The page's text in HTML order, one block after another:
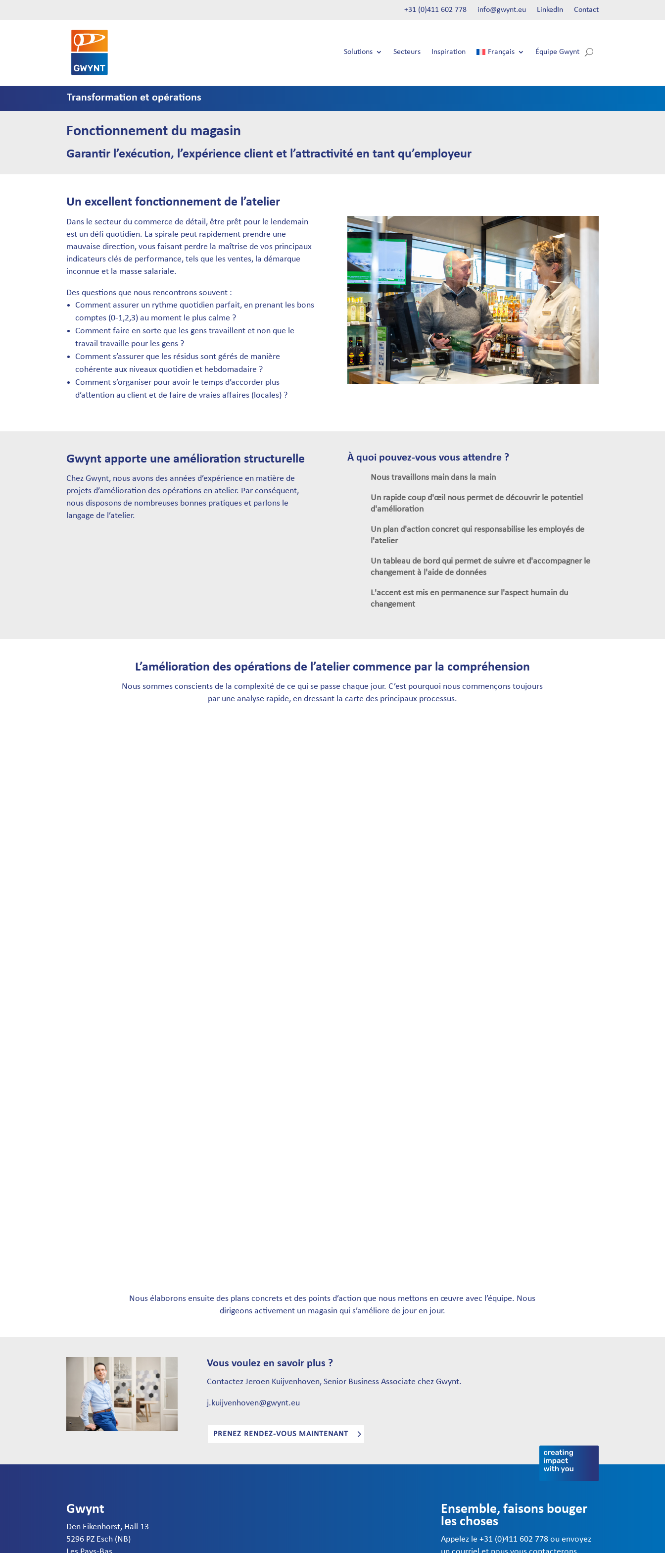
+31 (0)411 602 778 info@gwynt.eu LinkedIn Contact
Solutions Secteurs Inspiration Français Équipe Gwynt
Transformation et opérations
Fonctionnement du magasin
Garantir l’exécution, l’expérience client et l’attractivité en tant qu’employeur
Un excellent fonctionnement de l’atelier
Dans le secteur du commerce de détail, être prêt pour le lendemain
est un défi quotidien. La spirale peut rapidement prendre une
mauvaise direction, vous faisant perdre la maîtrise de vos principaux
indicateurs clés de performance, tels que les ventes, la démarque
inconnue et la masse salariale.
Des questions que nous rencontrons souvent :
Comment assurer un rythme quotidien parfait, en prenant les bons
comptes (0-1,2,3) au moment le plus calme ?
Comment faire en sorte que les gens travaillent et non que le
travail travaille pour les gens ?
Comment s’assurer que les résidus sont gérés de manière
cohérente aux niveaux quotidien et hebdomadaire ?
Comment s’organiser pour avoir le temps d’accorder plus
d’attention au client et de faire de vraies affaires (locales) ?
Gwynt apporte une amélioration structurelle
Chez Gwynt, nous avons des années d’expérience en matière de
projets d’amélioration des opérations en atelier. Par conséquent,
nous disposons de nombreuses bonnes pratiques et parlons le
langage de l’atelier.
À quoi pouvez-vous vous attendre ?
Nous travaillons main dans la main
Un rapide coup d'œil nous permet de découvrir le potentiel
d'amélioration
Un plan d'action concret qui responsabilise les employés de
l'atelier
Un tableau de bord qui permet de suivre et d'accompagner le
changement à l'aide de données
L'accent est mis en permanence sur l'aspect humain du
changement
L’amélioration des opérations de l’atelier commence par la compréhension
Nous sommes conscients de la complexité de ce qui se passe chaque jour. C’est pourquoi nous commençons toujours
par une analyse rapide, en dressant la carte des principaux processus.
Nous élaborons ensuite des plans concrets et des points d’action que nous mettons en œuvre avec l’équipe. Nous
dirigeons activement un magasin qui s’améliore de jour en jour.
Vous voulez en savoir plus ?
Contactez Jeroen Kuijvenhoven, Senior Business Associate chez Gwynt.
j.kuijvenhoven@gwynt.eu
PRENEZ RENDEZ-VOUS MAINTENANT
Gwynt
Den Eikenhorst, Hall 13
5296 PZ Esch (NB)
Ensemble, faisons bouger
les choses
Appelez le +31 (0)411 602 778 ou envoyez